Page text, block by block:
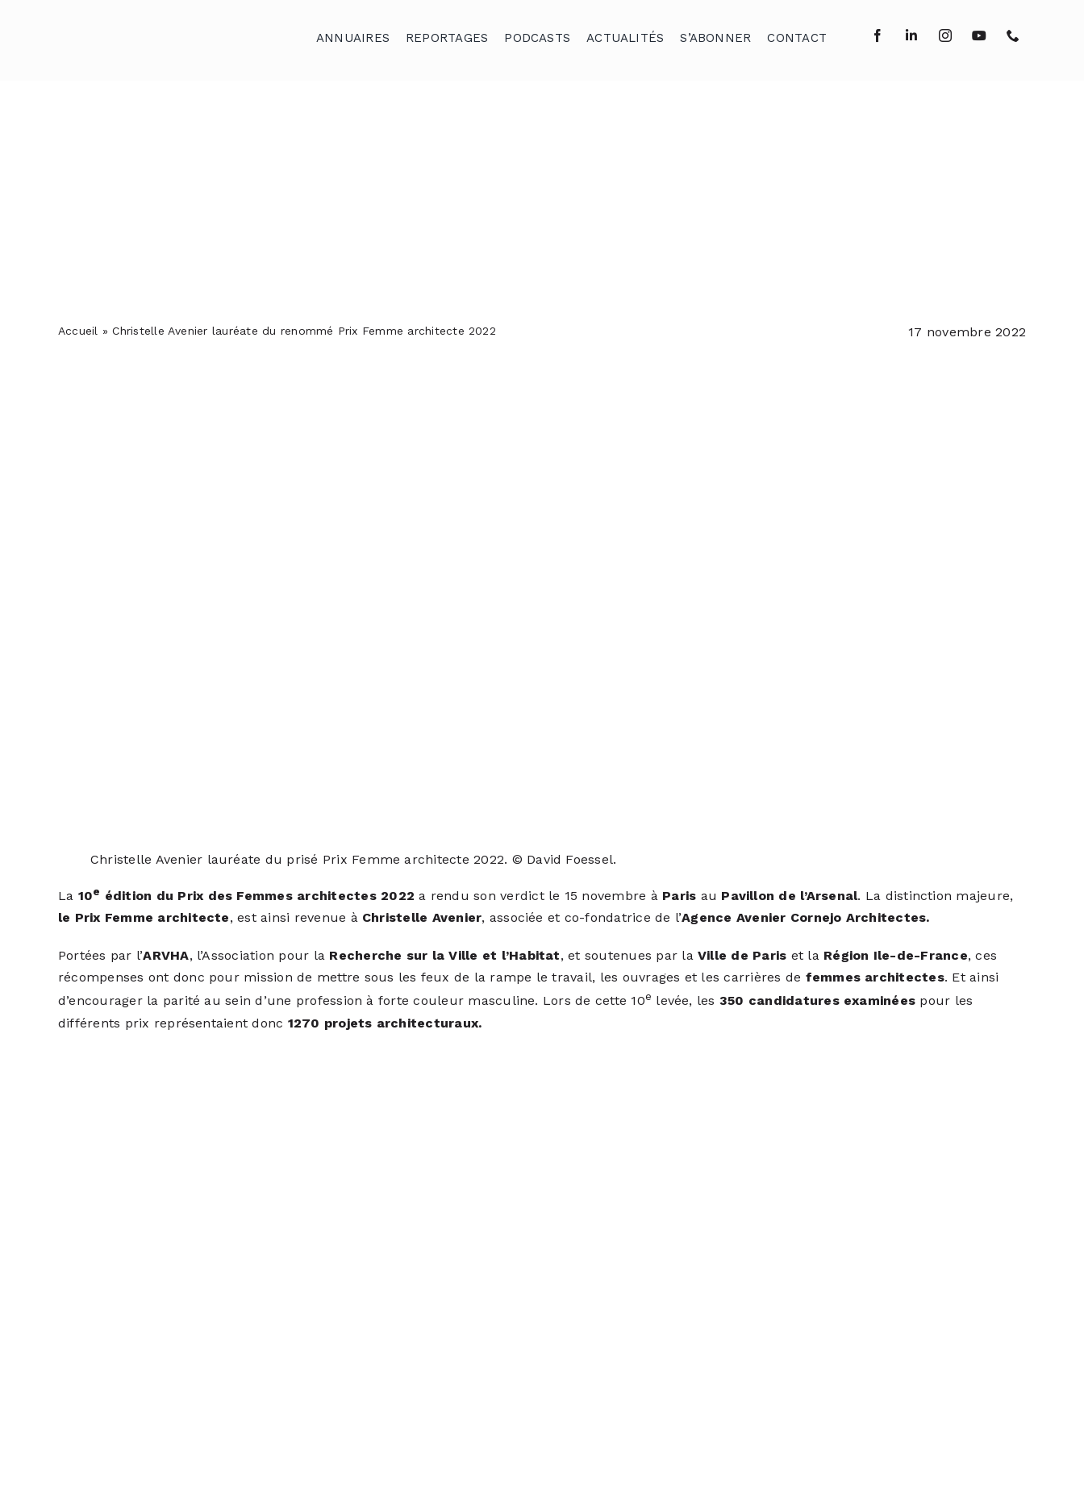
ANNUAIRES REPORTAGES PODCASTS ACTUALITÉS S’ABONNER CONTACT
Accueil »Christelle Avenier lauréate du renommé Prix Femme architecte 2022 17 novembre 2022
Christelle Avenier lauréate du prisé Prix Femme architecte 2022. © David Foessel.
La 10e édition du Prix des Femmes architectes 2022 a rendu son verdict le 15 novembre à Paris au Pavillon de l’Arsenal. La distinction majeure,
le Prix Femme architecte, est ainsi revenue à Christelle Avenier, associée et co-fondatrice de l’Agence Avenier Cornejo Architectes.
Portées par l’ARVHA, l’Association pour la Recherche sur la Ville et l’Habitat, et soutenues par la Ville de Paris et laRégion Ile-de-France, ces
récompenses ont donc pour mission de mettre sous les feux de la rampe le travail, les ouvrages et les carrières de femmes architectes. Et ainsi
d’encourager la parité au sein d’une profession à forte couleur masculine. Lors de cette 10e levée, les 350 candidatures examinées pour les
différents prix représentaient donc 1270 projets architecturaux.
Contact